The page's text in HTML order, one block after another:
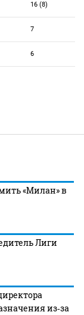
16 (8)
7
6
«Милан» в
Лиги
из‑за